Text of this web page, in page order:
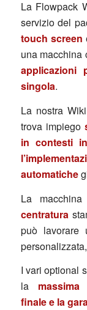
La Flowpack
servizio del
touch screen
una
applicazioni
singola.
La nostra
trova impiego
in contesti
automatiche
La
centratura
può lavorare
I vari optional
la
finale e la